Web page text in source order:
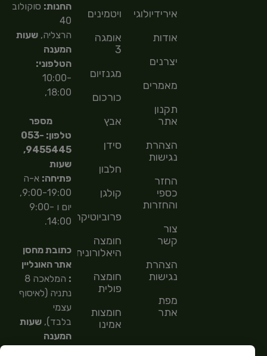
אירידיולוגיה
אודות
יצרנים
מאמרים
תקנון
אתר
הצהרת
נגישות
החזר
כספי
והחזרות
צור
קשר
הצהרת
נגישות
מפת
אתר
ויטמינים
אומגה
3
מגנזיום
כורכום
אבץ
סידן
חלבון
קולגן
פרוביוטיקה
חומצה
היאלורונית
חומצה
פולית
חומצות
אמינו
חומצות
החנות: סוקולוב
40
הרצליה,שעות
המענה
הטלפוני:
10:00-
18:00,
מספר
טלפון: 053-
9455445,
שעות
פתיחה: א-ה
9:00-19:00,
יום ו 9:00-
14:00.
כתובת מחסן
אתר האונליין
:
המלאכה 8
נתניה (לאיסוף
עצמי
בלבד),שעות
המענה